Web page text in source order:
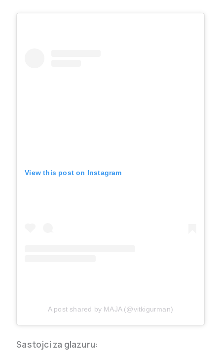
View this post on Instagram
A post shared by MAJA (@vitkigurman)
Sastojci za glazuru: